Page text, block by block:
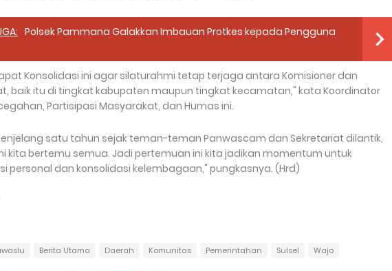
Polsek Pammana Galakkan Imbauan Protkes kepada Pengguna
Konsolidasi ini agar silaturahmi tetap terjaga antara Komisioner dan
baik itu di tingkat kabupaten maupun tingkat kecamatan," kata Koordinator
Partisipasi Masyarakat, dan Humas ini.
satu tahun sejak teman-teman Panwascam dan Sekretariat dilantik,
kita bertemu semua. Jadi pertemuan ini kita jadikan momentum untuk
personal dan konsolidasi kelembagaan," pungkasnya. (Hrd)
Berita Utama Daerah Komunitas Pemerintahan Sulsel Wajo